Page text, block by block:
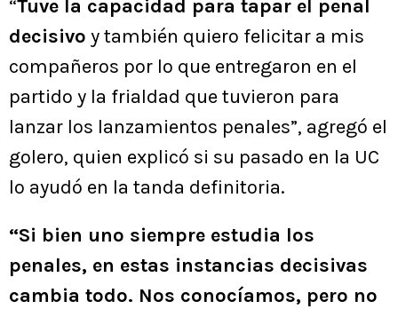
“Tuve la capacidad para tapar el penal
decisivo y también quiero felicitar a mis
compañeros por lo que entregaron en el
partido y la frialdad que tuvieron para
lanzar los lanzamientos penales”, agregó el
golero, quien explicó si su pasado en la UC
lo ayudó en la tanda definitoria.
“Si bien uno siempre estudia los
penales, en estas instancias decisivas
cambia todo. Nos conocíamos, pero no